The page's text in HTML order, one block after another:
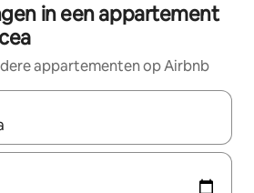
in een appartement
appartementen op Airbnb
beschikbaar zijn, maak je een keuze